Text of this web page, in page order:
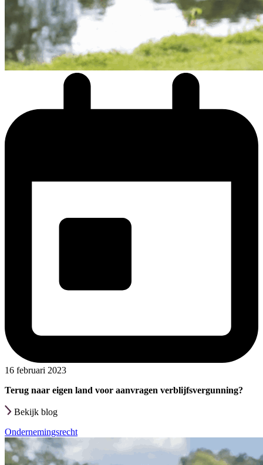
16 februari 2023
Terug naar eigen land voor aanvragen verblijfsvergunning?
Bekijk blog
Ondernemingsrecht